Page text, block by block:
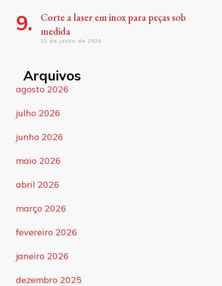
Corte a laser em inox para peças sob
medida
15 de junho de 2026
Arquivos
agosto 2026
julho 2026
junho 2026
maio 2026
abril 2026
março 2026
fevereiro 2026
janeiro 2026
dezembro 2025